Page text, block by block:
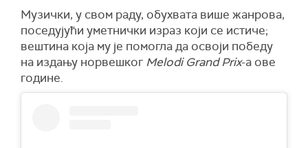
Музички, у свом раду, обухвата више жанрова,
поседујући уметнички израз који се истиче;
вештина која му је помогла да освоји победу
на издању норвешког Melodi Grand Prix-а ове
године.